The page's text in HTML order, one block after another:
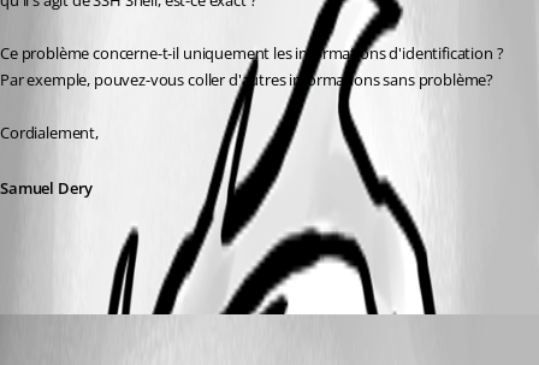
Ce problème concerne-t-il uniquement les informations d'identification ?
Par exemple, pouvez-vous coller d'autres informations sans problème?
Cordialement,
Samuel Dery